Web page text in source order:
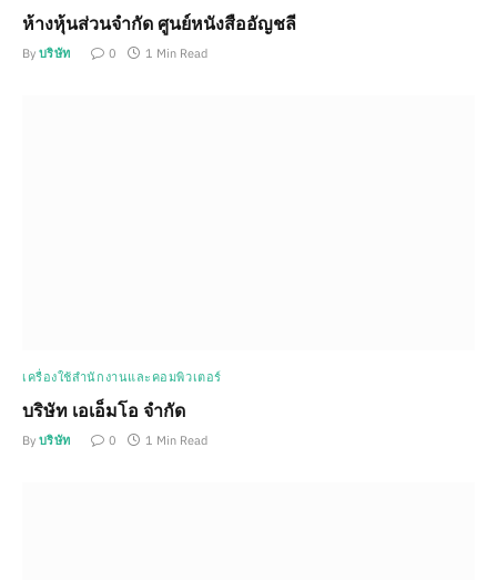
ห้างหุ้นส่วนจำกัด ศูนย์หนังสืออัญชลี
By บริษัท 0 1 Min Read
เครื่องใช้สำนักงานและคอมพิวเตอร์
บริษัท เอเอ็มโอ จำกัด
By บริษัท 0 1 Min Read